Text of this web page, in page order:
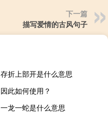
下一篇
描写爱情的古风句子
存折上部开是什么意思
因此如何使用？
一龙一蛇是什么意思